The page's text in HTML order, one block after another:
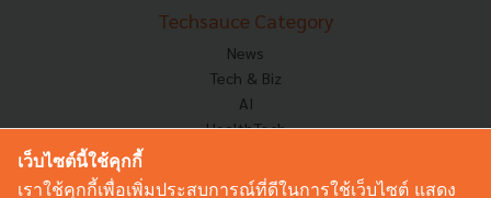
Techsauce Category
News
Tech & Biz
AI
HealthTech
Corp Innov
เว็บไซต์นี้ใช้คุกกี้
เราใช้คุกกี้เพื่อเพิ่มประสบการณ์ที่ดีในการใช้เว็บไซต์ แสดง